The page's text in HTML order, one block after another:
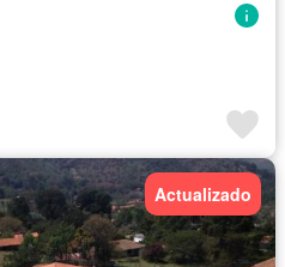
Actualizado